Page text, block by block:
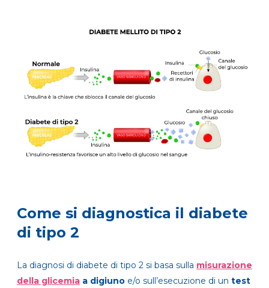
Come si diagnostica il diabete
di tipo 2
La diagnosi di diabete di tipo 2 si basa sulla misurazione
della glicemia a digiuno e/o sull’esecuzione di un test